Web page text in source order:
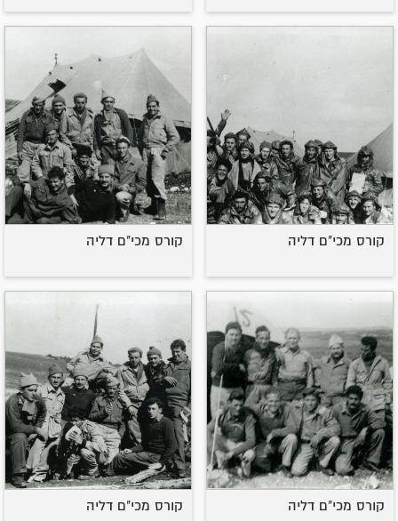
קורס מכי"ם דליה קורס מכי"ם דליה
קורס מכי"ם דליה קורס מכי"ם דליה